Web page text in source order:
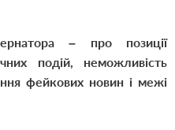
– про позиції
подій, неможливість
фейкових новин і межі